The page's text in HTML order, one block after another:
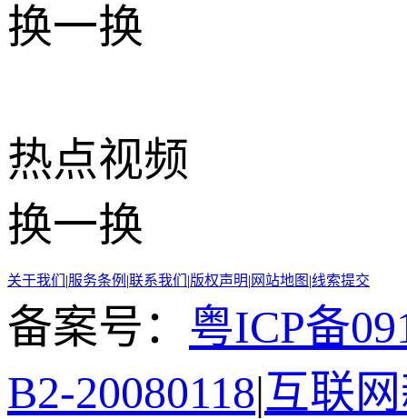
换一换
热点视频
换一换
关于我们 |服务条例 |联系我们 |版权声明| 网站地图 |线索提交
备案号： 粤ICP备
B2-20080118|互联